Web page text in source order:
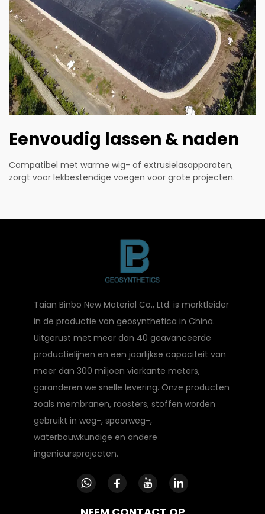
Eenvoudig lassen & naden
Compatibel met warme wig- of extrusielasapparaten,
zorgt voor lekbestendige voegen voor grote projecten.
Taian Binbo New Material Co., Ltd. is marktleider
in de productie van geosynthetica in China.
Uitgerust met meer dan 40 geavanceerde
productielijnen en een jaarlijkse capaciteit van
meer dan 300 miljoen vierkante meters,
garanderen we snelle levering. Onze producten
zoals membranen, roosters, stoffen worden
gebruikt in weg-, spoorweg-,
waterbouwkundige en andere
ingenieursprojecten.